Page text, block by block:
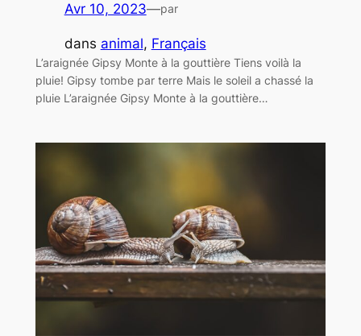
Avr 10, 2023—par
dans animal, Français
L’araignée Gipsy Monte à la gouttière Tiens voilà la
pluie! Gipsy tombe par terre Mais le soleil a chassé la
pluie L’araignée Gipsy Monte à la gouttière…